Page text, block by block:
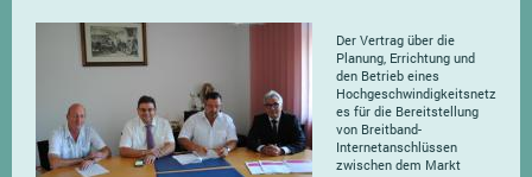
Der Vertrag über die
Planung, Errichtung und
den Betrieb eines
Hochgeschwindigkeitsnetz
es für die Bereitstellung
von Breitband-
Internetanschlüssen
zwischen dem Markt